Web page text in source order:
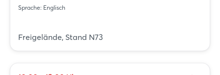
Sprache: Englisch
Freigelände, Stand N73